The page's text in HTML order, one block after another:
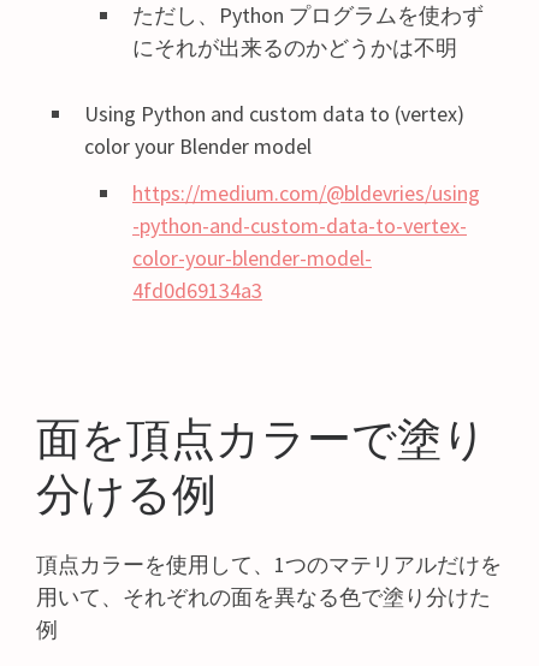
ただし、Python プログラムを使わず
にそれが出来るのかどうかは不明
Using Python and custom data to (vertex)
color your Blender model
https://medium.com/@bldevries/using
-python-and-custom-data-to-vertex-
color-your-blender-model-
4fd0d69134a3
面を頂点カラーで塗り
分ける例
頂点カラーを使用して、1つのマテリアルだけを
用いて、それぞれの面を異なる色で塗り分けた
例